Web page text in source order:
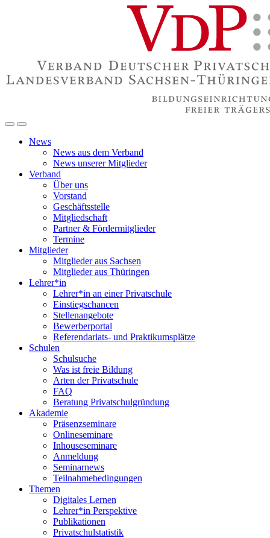
News
News aus dem Verband
News unserer Mitglieder
Verband
Über uns
Vorstand
Geschäftsstelle
Mitgliedschaft
Partner & Fördermitglieder
Termine
Mitglieder
Mitglieder aus Sachsen
Mitglieder aus Thüringen
Lehrer*in
Lehrer*in an einer Privatschule
Einstiegschancen
Stellenangebote
Bewerberportal
Referendariats- und Praktikumsplätze
Schulen
Schulsuche
Was ist freie Bildung
Arten der Privatschule
FAQ
Beratung Privatschulgründung
Akademie
Präsenzseminare
Onlineseminare
Inhouseseminare
Anmeldung
Seminarnews
Teilnahmebedingungen
Themen
Digitales Lernen
Lehrer*in Perspektive
Publikationen
Privatschulstatistik